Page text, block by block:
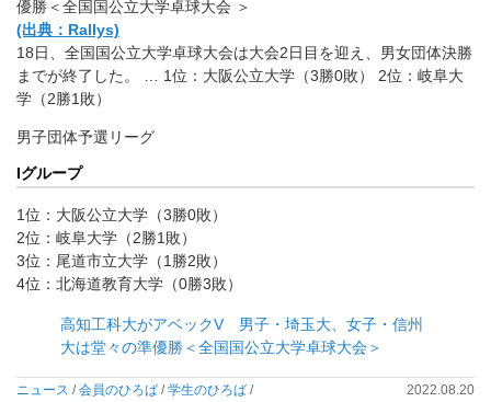
優勝＜全国国公立大学卓球大会 ＞
(出典：Rallys)
18日、全国国公立大学卓球大会は大会2日目を迎え、男女団体決勝
までが終了した。 … 1位：大阪公立大学（3勝0敗） 2位：岐阜大
学（2勝1敗）
男子団体予選リーグ
Iグループ
1位：大阪公立大学（3勝0敗）
2位：岐阜大学（2勝1敗）
3位：尾道市立大学（1勝2敗）
4位：北海道教育大学（0勝3敗）
高知工科大がアベックV 男子・埼玉大、女子・信州
大は堂々の準優勝＜全国国公立大学卓球大会＞
ニュース /会員のひろば /学生のひろば / 2022.08.20